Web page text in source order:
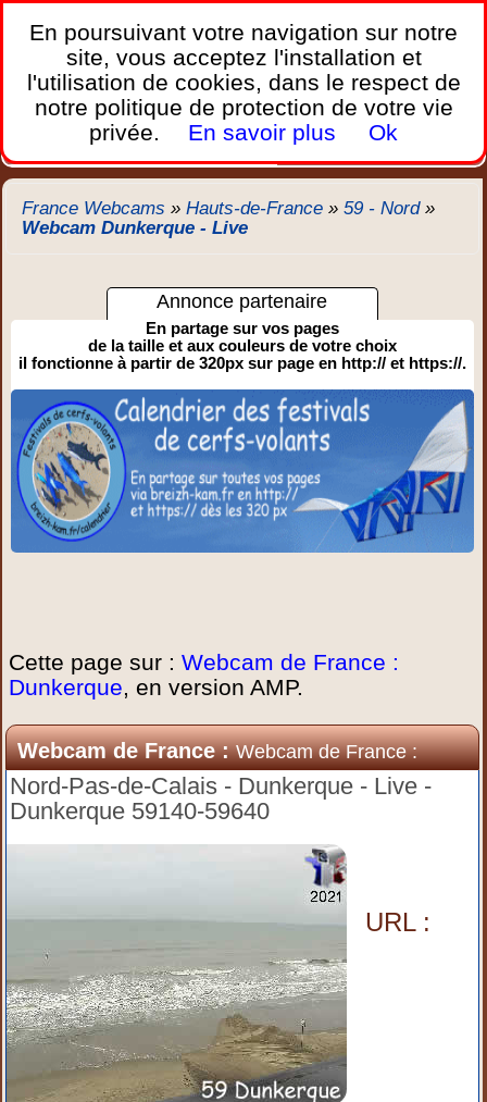
France Webcams,
Les webcams sur mobiles, portables et PC.
Home Bretagne Corse Plages Ports Montagnes
Trafic Chercher New
France Webcams »Hauts-de-France »59 - Nord»
Webcam Dunkerque - Live
Annonce partenaire
En partage sur vos pages
de la taille et aux couleurs de votre choix
il fonctionne à partir de 320px sur page en http:// et https://.
Cette page sur :Webcam de France :
Dunkerque, en version AMP.
Webcam de France :Webcam de France :
Dunkerque
Nord-Pas-de-Calais - Dunkerque - Live -
Dunkerque 59140-59640
URL :
En poursuivant votre navigation sur notre
site, vous acceptez l'installation et
l'utilisation de cookies, dans le respect de
notre politique de protection de votre vie
privée.
En savoir plus Ok